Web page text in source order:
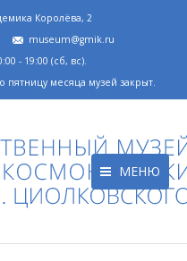
Королёва, 2
museum@gmik.ru
- 19:00 (сб, вс).
месяца музей закрыт.
МЕНЮ